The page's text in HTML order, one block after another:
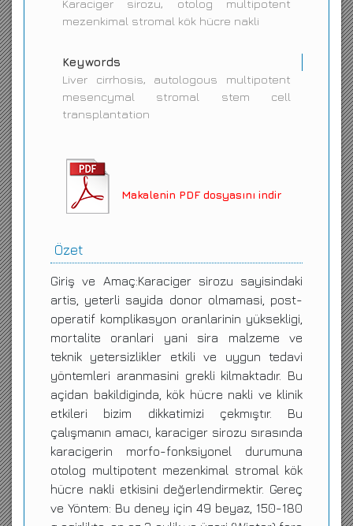
Karaciger sirozu, otolog multipotent
mezenkimal stromal kök hücre nakli
Keywords
Liver cirrhosis, autologous multipotent
mesencymal stromal stem cell
transplantation
Makalenin PDF dosyasını indir
Özet
Giriş ve Amaç:Karaciger sirozu sayisindaki
artis, yeterli sayida donor olmamasi, post-
operatif komplikasyon oranlarinin yüksekligi,
mortalite oranlari yani sira malzeme ve
teknik yetersizlikler etkili ve uygun tedavi
yöntemleri aranmasini grekli kilmaktadır. Bu
açidan bakildiginda, kök hücre nakli ve klinik
etkileri bizim dikkatimizi çekmıştır. Bu
çalışmanın amacı, karaciger sirozu sırasında
karacigerin morfo-fonksiyonel durumuna
otolog multipotent mezenkimal stromal kök
hücre nakli etkisini değerlendirmektir. Gereç
ve Yöntem: Bu deney için 49 beyaz, 150-180